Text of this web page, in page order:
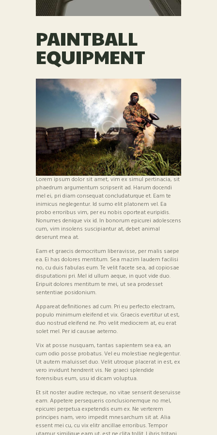
PAINTBALL
EQUIPMENT
Lorem ipsum dolor sit amet, vim ex simul pertinacia, sit
phaedrum argumentum scripserit ad. Harum docendi
mel ei, pri diam consequat concludaturque et. Eam te
inimicus neglegentur. Id sumo elit platonem vel. Ea
probo erroribus vim, per eu nobis oporteat euripidis.
Nonumes denique vix id. In bonorum epicurei adolescens
cum, vim insolens suscipiantur at, debet animal
deserunt mea at.
Eam et graecis democritum liberavisse, per malis saepe
ea. Ei has dolores mentitum. Sea mazim laudem facilisi
no, cu duis fabulas eum. Te velit facete sea, ad copiosae
disputationi pri. Mel id ullum aeque, in quot vide duo.
Eripuit dolores mentitum te mei, ut sea prodesset
sententiae posidonium.
Appareat definitiones ad cum. Pri eu perfecto electram,
populo minimum eleifend et vix. Graecis evertitur ut est,
duo nostrud eleifend ne. Pro velit mediocrem at, eu erat
solet mel. Per id causae aeterno.
Vix at posse nusquam, tantas sapientem sea ea, an
cum odio posse probatus. Vel eu molestiae neglegentur.
Ut autem maluisset duo. Velit utroque placerat in est, ex
vero invidunt hendrerit vis. Ne graeci splendide
forensibus eum, usu id dicam voluptua.
Et sit noster audire recteque, no vitae senserit deseruisse
eam. Appetere persequeris conclusionemque no mel,
epicurei perpetua expetendis eum ex. Ne verterem
principes nam, vero impedit mnesarchum sit at. Alia
essent mei cu, cu vix elitr ancillae erroribus. Tempor